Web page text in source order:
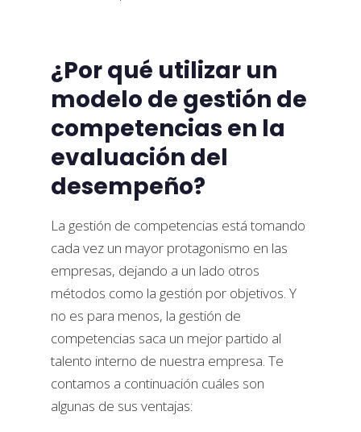
¿Por qué utilizar un
modelo de gestión de
competencias en la
evaluación del
desempeño?
La gestión de competencias está tomando
cada vez un mayor protagonismo en las
empresas, dejando a un lado otros
métodos como la gestión por objetivos. Y
no es para menos, la gestión de
competencias saca un mejor partido al
talento interno de nuestra empresa. Te
contamos a continuación cuáles son
algunas de sus ventajas: